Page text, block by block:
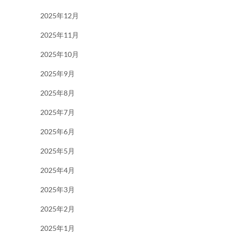
2025年12月
2025年11月
2025年10月
2025年9月
2025年8月
2025年7月
2025年6月
2025年5月
2025年4月
2025年3月
2025年2月
2025年1月